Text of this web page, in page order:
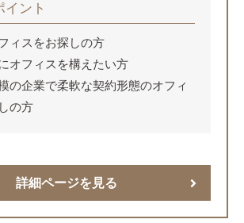
イント
ィスをお探しの方
オフィスを構えたい方
の企業で柔軟な契約形態のオフィ
の方
詳細ページを見る